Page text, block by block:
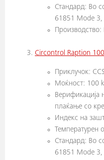
Стандард: Во
61851 Mode 3,
Производство:
Circontrol Raption 100
Приклучок:
Моќност: 100
Верификација
плаќање со
Индекс на
Температурен
Стандард: Во
61851 Mode 3,